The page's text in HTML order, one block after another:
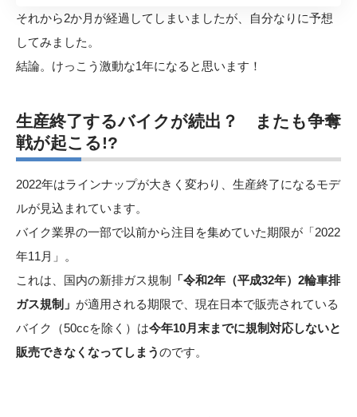
それから2か月が経過してしまいましたが、自分なりに予想
してみました。
結論。けっこう激動な1年になると思います！
生産終了するバイクが続出？ またも争奪
戦が起こる !?
2022年はラインナップが大きく変わり、生産終了になるモデ
ルが見込まれています。
バイク業界の一部で以前から注目を集めていた期限が「2022
年11月」。
これは、国内の新排ガス規制
「令和2年（平成32年）2輪車排
ガス規制」 が適用される期限で、現在日本で販売されている
バイク（50ccを除く）は今年10月末までに規制対応しないと
販売できなくなってしまうのです。